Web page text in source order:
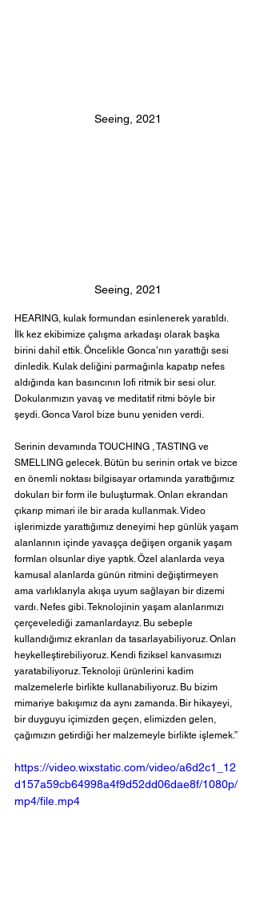
Seeing, 2021
Seeing, 2021
HEARING, kulak formundan esinlenerek yaratıldı.
İlk kez ekibimize çalışma arkadaşı olarak başka
birini dahil ettik. Öncelikle Gonca’nın yarattığı sesi
dinledik. Kulak deliğini parmağınla kapatıp nefes
aldığında kan basıncının lofi ritmik bir sesi olur.
Dokularımızın yavaş ve meditatif ritmi böyle bir
şeydi. Gonca Varol bize bunu yeniden verdi.
Serinin devamında TOUCHING , TASTING ve
SMELLING gelecek. Bütün bu serinin ortak ve bizce
en önemli noktası bilgisayar ortamında yarattığımız
dokuları bir form ile buluşturmak. Onları ekrandan
çıkarıp mimari ile bir arada kullanmak. Video
işlerimizde yarattığımız deneyimi hep günlük yaşam
alanlarının içinde yavaşça değişen organik yaşam
formları olsunlar diye yaptık. Özel alanlarda veya
kamusal alanlarda günün ritmini değiştirmeyen
ama varlıklarıyla akışa uyum sağlayan bir dizemi
vardı. Nefes gibi. Teknolojinin yaşam alanlarımızı
çerçevelediği zamanlardayız. Bu sebeple
kullandığımız ekranları da tasarlayabiliyoruz. Onları
heykelleştirebiliyoruz. Kendi fiziksel kanvasımızı
yaratabiliyoruz. Teknoloji ürünlerini kadim
malzemelerle birlikte kullanabiliyoruz. Bu bizim
mimariye bakışımız da aynı zamanda. Bir hikayeyi,
bir duyguyu içimizden geçen, elimizden gelen,
çağımızın getirdiği her malzemeyle birlikte işlemek.”
https://video.wixstatic.com/video/a6d2c1_12
d157a59cb64998a4f9d52dd06dae8f/1080p/
mp4/file.mp4